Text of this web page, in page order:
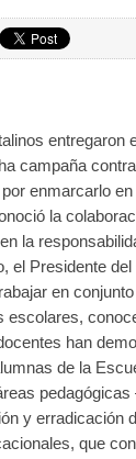
entregaron
campaña
enmarcarlo
la
la
el Presidente
en
escolares,
han
de la
y erradicación
que